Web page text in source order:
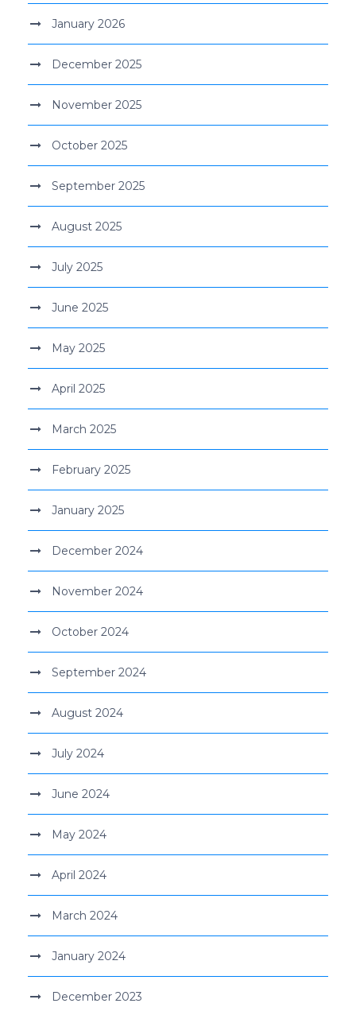
January 2026
December 2025
November 2025
October 2025
September 2025
August 2025
July 2025
June 2025
May 2025
April 2025
March 2025
February 2025
January 2025
December 2024
November 2024
October 2024
September 2024
August 2024
July 2024
June 2024
May 2024
April 2024
March 2024
January 2024
December 2023